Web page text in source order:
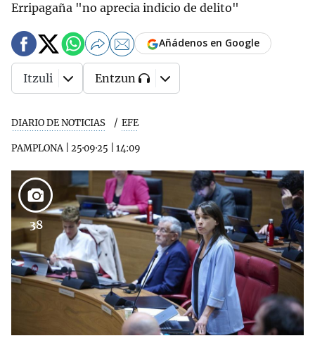
Erripagaña "no aprecia indicio de delito"
DIARIO DE NOTICIAS EFE
PAMPLONA| 25·09·25 14:09
Añádenos en Google
Itzuli Entzun
38